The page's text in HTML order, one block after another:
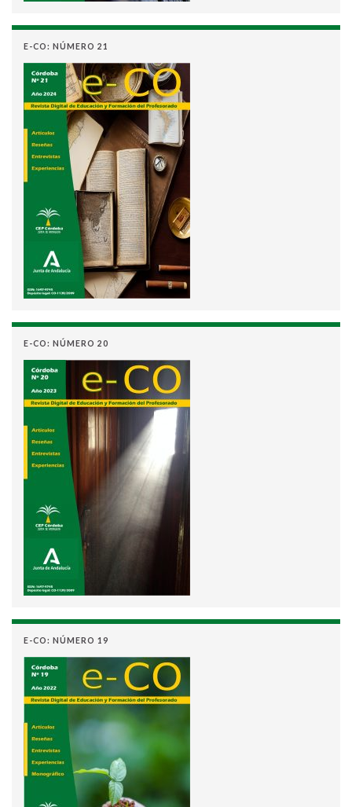
E-CO: NÚMERO 21
E-CO: NÚMERO 20
E-CO: NÚMERO 19